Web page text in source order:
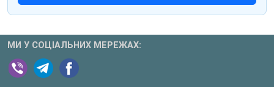
МИ У СОЦІАЛЬНИХ МЕРЕЖАХ: